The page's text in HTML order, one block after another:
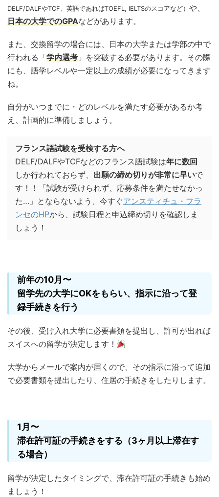
DELF/DALFやTCF、英語であればTOEFL, IELTSのスコアなど） や、
日本の大学でのGPAなどがあります。
また、交換留学の場合には、日本の大学または学部の中で
行われる「学内選考 」を突破する必要があります。その際
にも、語学レベルや一定以上の成績が必要になってきます
ね。
自分がいつまでに・どのレベルを満たす必要があるか考
え、計画的に準備しましょう。
フランス語試験を受検する方へ
DELF/DALFやTCFなどのフランス語試験は年に数回
しか行われておらず、 出願の締め切りが非常に早いで
す！！「試験が受けられず、応募条件を満たせなかっ
た…」とならないよう、今すぐアンスティチュ・フラ
ンセのHPから、試験日程と申込締め切りを確認しま
しょう！
前年の10月〜
留学先の大学にOKをもらい、指示に沿って登
録手続きを行う
その後、受け入れ大学に必要書類を提出し、許可が出れば
スイスへの留学が決定します！
大学からメールで案内が届くので、その指示に沿って追加
で必要書類を提出したり、住居の手続きをしたりします。
1月〜
滞在許可証の手続きをする（3ヶ月以上滞在す
る場合）
留学が決定したタイミングで、滞在許可証の手続きも始め
ましょう！